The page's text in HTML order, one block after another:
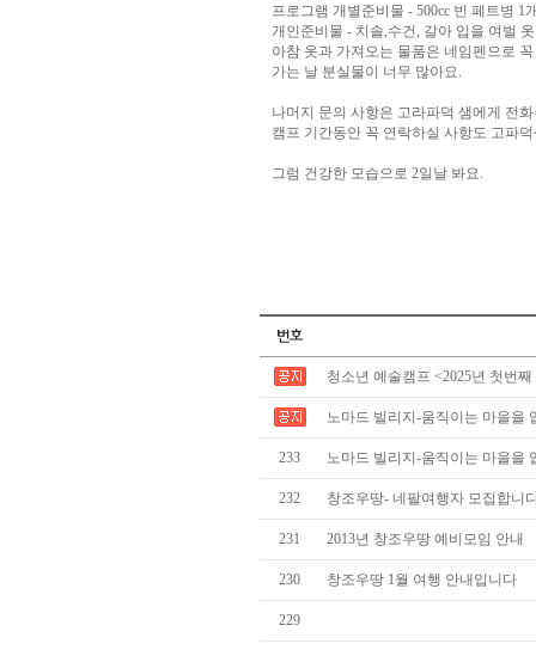
프로그램 개별준비물 - 500cc 빈 페트병 1
개인준비물 - 치솔,수건, 갈아 입을 여벌
아참 옷과 가져오는 물품은 네임펜으로
가는 날 분실물이 너무 많아요.
나머지 문의 사항은 고라파덕 샘에게 전
캠프 기간동안 꼭 연락하실 사항도 고파
그럼 건강한 모습으로 2일날 봐요.
청소년 예술캠프 <2025년 첫번
노마드 빌리지-움직이는 마을을
233 노마드 빌리지-움직이는 마을을
232 창조우땅- 네팔여행자 모집합니
231 2013년 창조우땅 예비모임 안내
230 창조우땅 1월 여행 안내입니다
229